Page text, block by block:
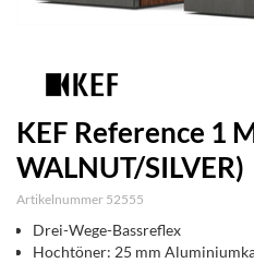
KEF Reference 1
WALNUT/SILVER)
Artikelnummer 52555
Drei-Wege-Bassreflex
Hochtöner: 25 mm